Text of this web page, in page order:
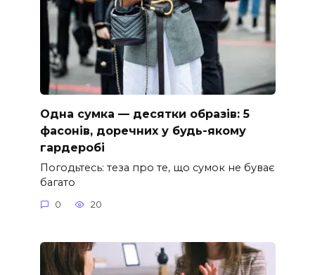
Одна сумка — десятки образів: 5
фасонів, доречних у будь-якому
гардеробі
Погодьтесь: теза про те, що сумок не буває
багато
0 20